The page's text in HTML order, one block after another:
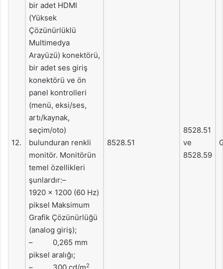
12.
bir adet HDMI
(Yüksek
Çözünürlüklü
Multimedya
Arayüzü) konektörü,
bir adet ses giriş
konektörü ve ön
panel kontrolleri
(menü, eksi/ses,
artı/kaynak,
seçim/oto)
bulunduran renkli
monitör. Monitörün
temel özellikleri
şunlardır:–
1920 x 1200 (60 Hz)
piksel Maksimum
Grafik Çözünürlüğü
(analog giriş);
– 0,265 mm
piksel aralığı;
2
8528.51
8528.51
ve
8528.59